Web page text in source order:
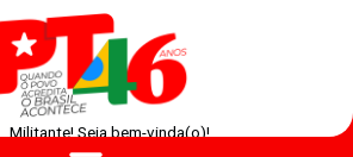
, Militante! Seja bem-vinda(o)!